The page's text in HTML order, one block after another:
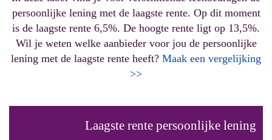
persoonlijke lening met de laagste rente. Op dit moment
is de laagste rente 6,5%. De hoogte rente ligt op 13,5%.
Wil je weten welke aanbieder voor jou de persoonlijke
lening met de laagste rente heeft? Maak een vergelijking
>>
Laagste rente persoonlijke lening